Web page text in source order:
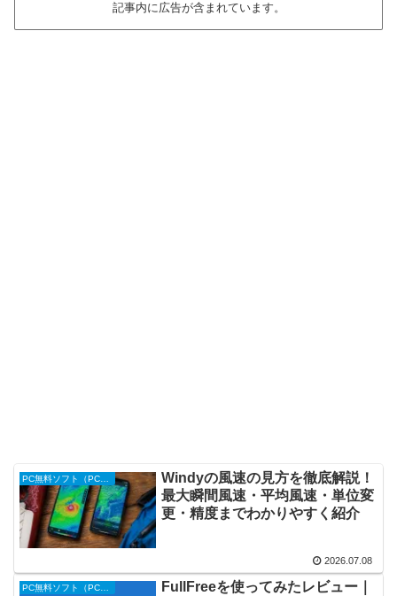
記事内に広告が含まれています。
Windyの風速の見方を徹底解説！
最大瞬間風速・平均風速・単位変
更・精度までわかりやすく紹介
2026.07.08
PC無料ソフト（PC便利ツール）
FullFreeを使ってみたレビュー｜